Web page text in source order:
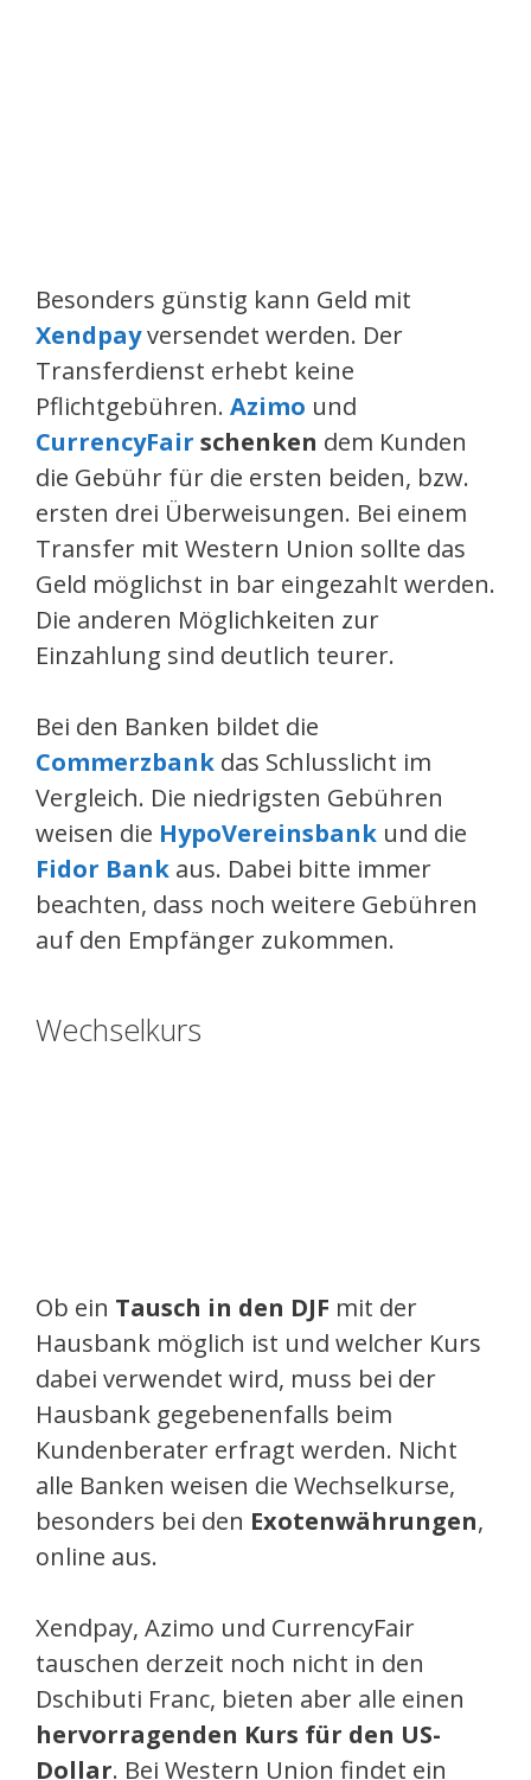
Besonders günstig kann Geld mit
Xendpayversendet werden. Der
Transferdienst erhebt keine
Pflichtgebühren. Azimo und
CurrencyFair schenken dem Kunden
die Gebühr für die ersten beiden, bzw.
ersten drei Überweisungen. Bei einem
Transfer mit Western Union sollte das
Geld möglichst in bar eingezahlt werden.
Die anderen Möglichkeiten zur
Einzahlung sind deutlich teurer.
Bei den Banken bildet die
Commerzbank das Schlusslicht im
Vergleich. Die niedrigsten Gebühren
weisen die HypoVereinsbank und die
Fidor Bank aus. Dabei bitte immer
beachten, dass noch weitere Gebühren
auf den Empfänger zukommen.
Wechselkurs
Ob ein Tausch in den DJF mit der
Hausbank möglich ist und welcher Kurs
dabei verwendet wird, muss bei der
Hausbank gegebenenfalls beim
Kundenberater erfragt werden. Nicht
alle Banken weisen die Wechselkurse,
besonders bei den Exotenwährungen,
online aus.
Xendpay, Azimo und CurrencyFair
tauschen derzeit noch nicht in den
Dschibuti Franc, bieten aber alle einen
hervorragenden Kurs für den US-
Dollar. Bei Western Union findet ein